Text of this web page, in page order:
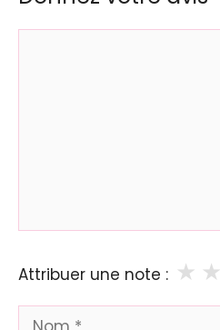
Attribuer une note : ★
★
Nom